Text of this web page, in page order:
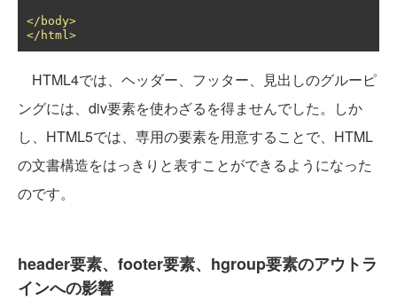
</body>
</html>
HTML4では、ヘッダー、フッター、見出しのグルーピ
ングには、div要素を使わざるを得ませんでした。しか
し、HTML5では、専用の要素を用意することで、HTML
の文書構造をはっきりと表すことができるようになった
のです。
header要素、footer要素、hgroup要素のアウトラ
インへの影響